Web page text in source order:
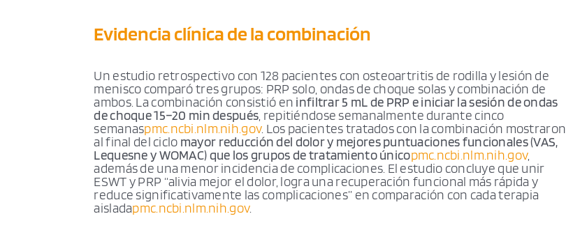
Evidencia clínica de la combinación
Un estudio retrospectivo con 128 pacientes con osteoartritis de rodilla y lesión de
menisco comparó tres grupos: PRP solo, ondas de choque solas y combinación de
ambos. La combinación consistió en infiltrar 5 mL de PRP e iniciar la sesión de ondas
de choque 15–20 min después, repitiéndose semanalmente durante cinco
semanaspmc.ncbi.nlm.nih.gov. Los pacientes tratados con la combinación mostraron
al final del ciclo mayor reducción del dolor y mejores puntuaciones funcionales (VAS,
Lequesne y WOMAC) que los grupos de tratamiento únicopmc.ncbi.nlm.nih.gov,
además de una menor incidencia de complicaciones. El estudio concluye que unir
ESWT y PRP “alivia mejor el dolor, logra una recuperación funcional más rápida y
reduce significativamente las complicaciones” en comparación con cada terapia
aisladapmc.ncbi.nlm.nih.gov.